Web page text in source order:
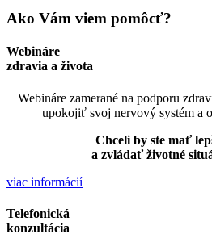
Ako Vám viem pomôcť?
Webináre
zdravia a života
Webináre zamerané na podporu
upokojiť svoj nervový systém a
Chceli by ste mať
a zvládať životné
viac informácií
Telefonická
konzultácia